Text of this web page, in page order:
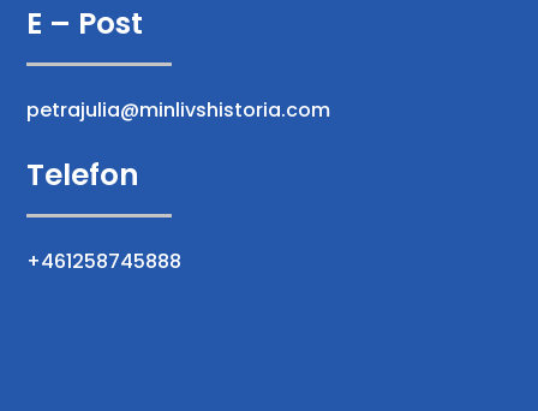
E – Post
petrajulia@minlivshistoria.com
Telefon
+461258745888